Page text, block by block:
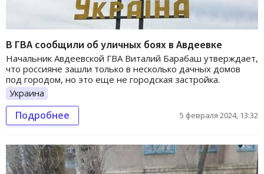
В ГВА сообщили об уличных боях в Авдеевке
Начальник Авдеевской ГВА Виталий Барабаш утверждает,
что россияне зашли только в несколько дачных домов
под городом, но это еще не городская застройка.
Украина
Подробнее 5 февраля 2024, 13:32